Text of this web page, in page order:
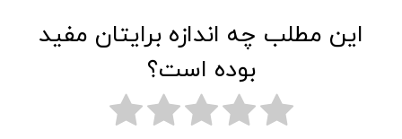
این مطلب چه اندازه برایتان مفید
بوده است؟